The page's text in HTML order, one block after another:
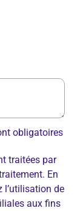
obligatoires
traitées par
En
l’utilisation de
aux fins